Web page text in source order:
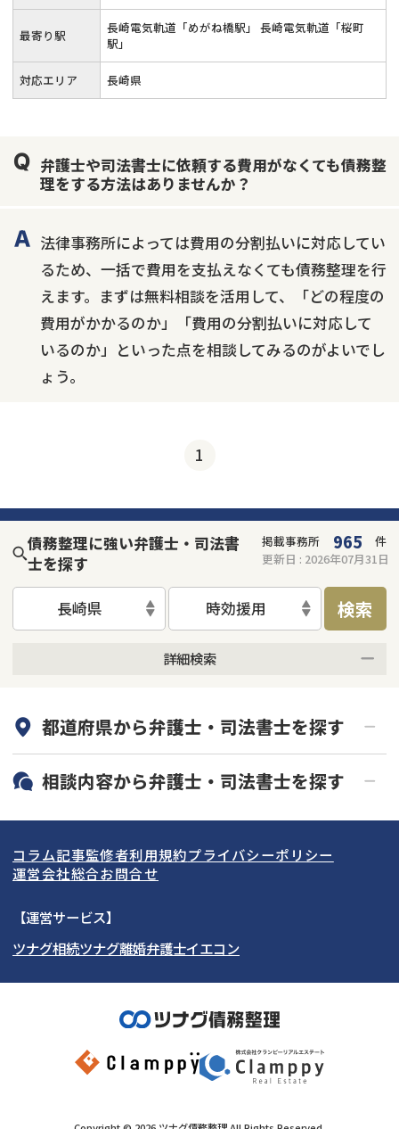
最寄り駅
長崎電気軌道「めがね橋駅」 長崎電気軌道「桜町
駅」
対応エリア 長崎県
弁護士や司法書士に依頼する費用がなくても債務整
理をする方法はありませんか？
法律事務所によっては費用の分割払いに対応してい
るため、一括で費用を支払えなくても債務整理を行
えます。まずは無料相談を活用して、「どの程度の
費用がかかるのか」「費用の分割払いに対応して
いるのか」といった点を相談してみるのがよいでし
ょう。
1
債務整理に強い弁護士・司法書
士を探す
掲載事務所 965
件
更新日 : 2026年07月31日
長崎県 時効援用 検索
詳細検索
初回相談無料
土日祝の相談可能
都道府県から弁護士・司法書士を探す
北海道・東北
北海道 青森県
岩手県 宮城県
秋田県
福島県
関東
東京都 神奈川県
埼玉県
茨城県 群馬県
東海
愛知県
岐阜県 山梨県
関西
大阪府 京都府
奈良県
和歌山県
北陸・甲信越
石川県
富山県
岡山県
九州・沖縄
相談内容から弁護士・司法書士を探す
任意整理
個人再生
会社破産・法人破産
消費者金融・サラ金
カードローン・クレジッ
ト会社
奨学金
コラム記事監修者利用規約プライバシーポリシー
運営会社総合お問合せ
【運営サービス】
ツナグ相続ツナグ離婚弁護士イエコン